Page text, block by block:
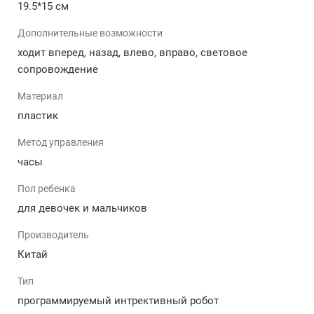
Управлять игрушкой можно на расстоянии до 6 м.
Дополнительная функция:
создать определенное движение. После повторного
нажатия робот воспроизведет все
выполнить до 50 действий.
работают от батареек.
Управление:
управляются через наручные часы, которые обладают
ИК портом. Часы легко одеваются на руку и это
19.5*15 см
Дополнительные возможности
ходит вперед, назад, влево, вправо, световое
сопровождение
Материал
пластик
Метод управления
часы
Пол ребенка
для девочек и мальчиков
Производитель
Китай
Тип
программируемый интрективный робот